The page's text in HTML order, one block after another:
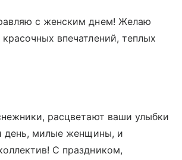
с женским днем! Желаю
впечатлений, теплых
расцветают ваши улыбки
день, милые женщины, и
С праздником,